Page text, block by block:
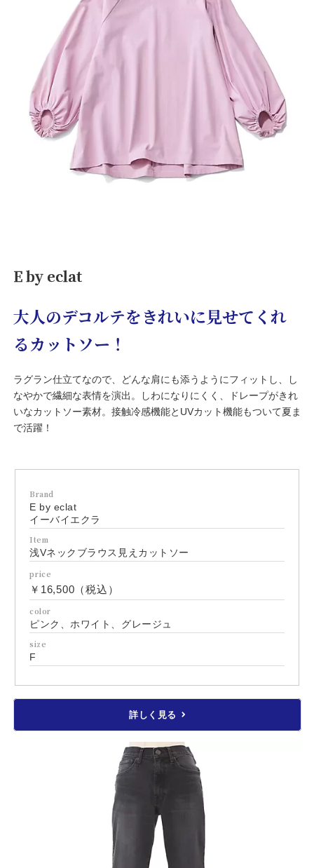
E by eclat
大人のデコルテをきれいに見せてくれ
るカットソー！
ラグラン仕立てなので、どんな肩にも添うようにフィットし、し
なやかで繊細な表情を演出。しわになりにくく、ドレープがきれ
いなカットソー素材。接触冷感機能とUVカット機能もついて夏ま
で活躍！
Brand
E by eclat
イーバイエクラ
Item
浅Vネックブラウス見えカットソー
price
￥16,500（税込）
color
ピンク、ホワイト、グレージュ
size
F
詳しく見る